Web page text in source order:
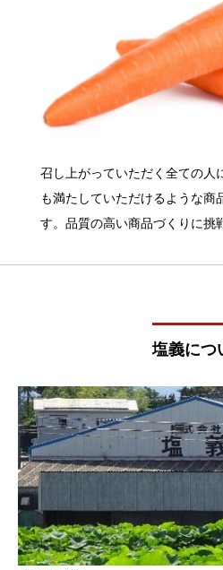
召し上がっていただく全ての人
も満たしていただけるような商
す。品質の高い商品づくりに挑
塩義につ